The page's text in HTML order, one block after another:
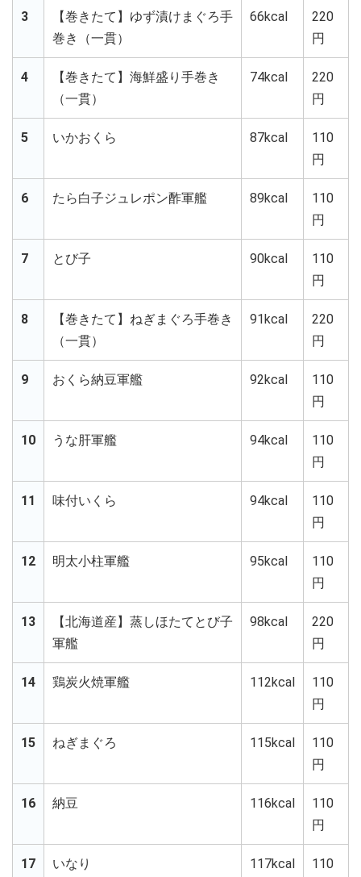
3
【巻きたて】ゆず漬けまぐろ手
巻き（一貫）
66kcal
220
円
4
【巻きたて】海鮮盛り手巻き
（一貫）
74kcal
220
円
5 いかおくら 87kcal
110
円
6 たら白子ジュレポン酢軍艦 89kcal
110
円
7 とび子 90kcal
110
円
8
【巻きたて】ねぎまぐろ手巻き
（一貫）
91kcal
220
円
9 おくら納豆軍艦 92kcal
110
円
10 うな肝軍艦 94kcal
110
円
11 味付いくら 94kcal
110
円
12 明太小柱軍艦 95kcal
110
円
13
【北海道産】蒸しほたてとび子
軍艦
98kcal
220
円
14 鶏炭火焼軍艦 112kcal
110
円
15 ねぎまぐろ 115kcal
110
円
16 納豆 116kcal
110
円
17 いなり 117kcal
110